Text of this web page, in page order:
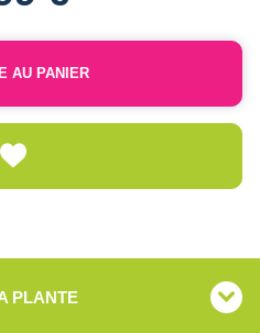
AU PANIER
PLANTE